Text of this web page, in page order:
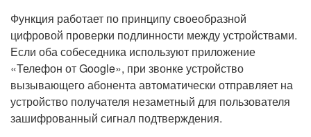
Функция работает по принципу своеобразной
цифровой проверки подлинности между устройствами.
Если оба собеседника используют приложение
«Телефон от Google», при звонке устройство
вызывающего абонента автоматически отправляет на
устройство получателя незаметный для пользователя
зашифрованный сигнал подтверждения.